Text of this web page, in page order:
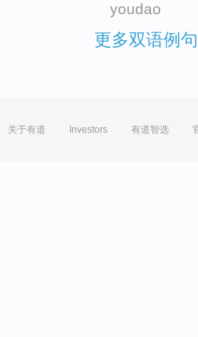
youdao
更多双语例句
关于有道 Investors 有道智选